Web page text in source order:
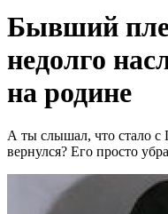
Бывший
недолго
на родине
А ты слышал, что стало
вернулся? Его просто